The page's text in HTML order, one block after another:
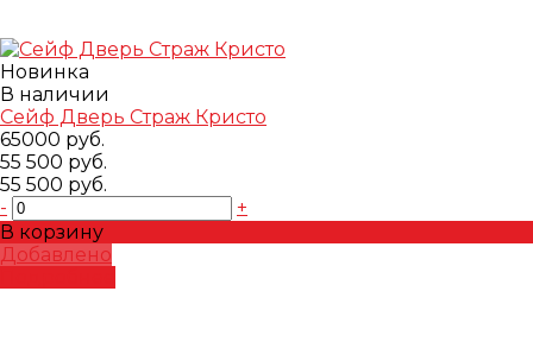
Новинка
В наличии
Сейф Дверь Страж Кристо
65000 руб.
55 500 руб.
55 500 руб.
-
+
В корзину
Добавлено